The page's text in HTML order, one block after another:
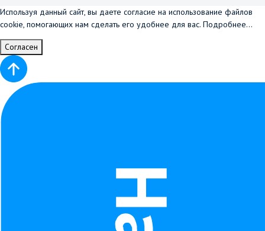
Используя данный сайт, вы даете согласие на использование файлов
cookie, помогающих нам сделать его удобнее для вас. Подробнее...
Согласен